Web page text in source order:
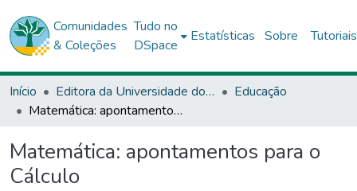
Comunidades
& Coleções
Tudo no
DSpace
Estatísticas Sobre Tutoriais
Início Editora da Universidade do Estado da Bahia - EDUNEB
Educação
Matemática: apontamentos para o Cálculo
Matemática: apontamentos para o
Cálculo